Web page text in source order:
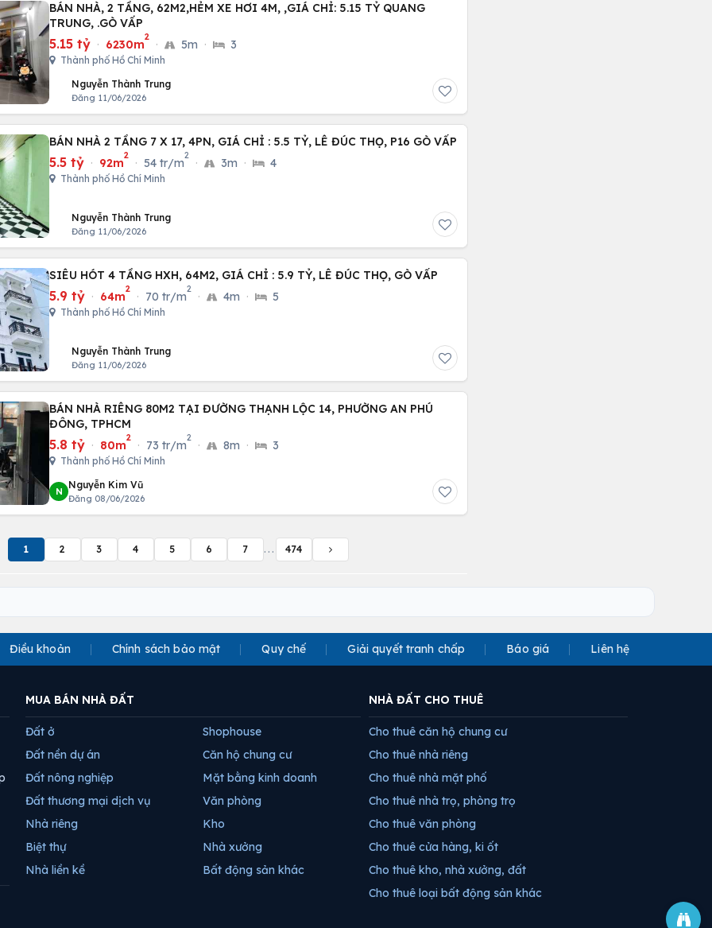
BÁN NHÀ, 2 TẦNG, 62M2,HẺM XE HƠI 4M, ,GIÁ CHỈ: 5.15 TỶ QUANG
TRUNG, .GÒ VẤP
5.15 tỷ · 6230m
2
· 5m · 3
Thành phố Hồ Chí Minh
Nguyễn Thành Trung
Đăng 11/06/2026
BÁN NHÀ 2 TẦNG 7 X 17, 4PN, GIÁ CHỈ : 5.5 TỶ, LÊ ĐÚC THỌ, P16 GÒ VẤP
5.5 tỷ · 92m
2
· 54 tr/m
2
· 3m · 4
Thành phố Hồ Chí Minh
Nguyễn Thành Trung
Đăng 11/06/2026
SIÊU HÓT 4 TẦNG HXH, 64M2, GIÁ CHỈ : 5.9 TỶ, LÊ ĐÚC THỌ, GÒ VẤP
5.9 tỷ · 64m
2
· 70 tr/m
2
· 4m · 5
Thành phố Hồ Chí Minh
Nguyễn Thành Trung
Đăng 11/06/2026
BÁN NHÀ RIÊNG 80M2 TẠI ĐƯỜNG THẠNH LỘC 14, PHƯỜNG AN PHÚ
ĐÔNG, TPHCM
5.8 tỷ · 80m
2
· 73 tr/m
2
· 8m · 3
Thành phố Hồ Chí Minh
N
Nguyễn Kim Vũ
Đăng 08/06/2026
1 2 3 4 5 6 7 ... 474
Điều khoản Chính sách bảo mật Quy chế Giải quyết tranh chấp Báo giá Liên hệ
MUA BÁN NHÀ ĐẤT
Đất ở
Đất nền dự án
Đất nông nghiệp
Đất thương mại dịch vụ
Nhà riêng
Biệt thự
Nhà liền kề
Shophouse
Căn hộ chung cư
Mặt bằng kinh doanh
Văn phòng
Kho
Nhà xưởng
Bất động sản khác
NHÀ ĐẤT CHO THUÊ
Cho thuê căn hộ chung cư
Cho thuê nhà riêng
Cho thuê nhà mặt phố
Cho thuê nhà trọ, phòng trọ
Cho thuê văn phòng
Cho thuê cửa hàng, ki ốt
Cho thuê kho, nhà xưởng, đất
Cho thuê loại bất động sản khác